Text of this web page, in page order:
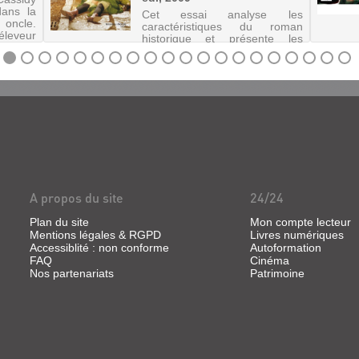
Cet essai analyse les
caractéristiques du roman
historique et présente les
secrets de fabrication de
certains auteurs à travers leurs
la
A propos du site
Plan du site
Mentions légales & RGPD
Accessiblité : non conforme
FAQ
Nos partenariats
24/24
Mon compte lecteur
Livres numériques
Autoformation
Cinéma
Patrimoine